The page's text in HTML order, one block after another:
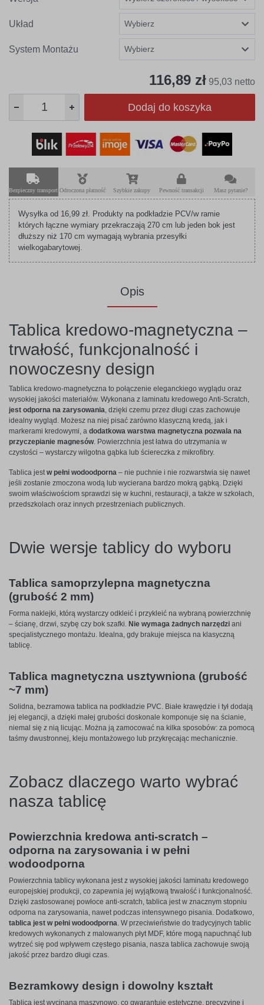
Układ
System Montażu
116,89 zł 95,03 netto
Dodaj do koszyka
Bezpieczny transport Odroczona płatność Szybkie zakupy Pewność transakcji Masz pytanie?
Wysyłka od 16,99 zł. Produkty na podkładzie PCV/w ramie
których łączne wymiary przekraczają 270 cm lub jeden bok jest
dłuższy niż 170 cm wymagają wybrania przesyłki
wielkogabarytowej.
Opis
Tablica kredowo-magnetyczna –
trwałość, funkcjonalność i
nowoczesny design
Tablica kredowo-magnetyczna to połączenie eleganckiego wyglądu oraz
wysokiej jakości materiałów. Wykonana z laminatu kredowego Anti-Scratch,
jest odporna na zarysowania, dzięki czemu przez długi czas zachowuje
idealny wygląd. Możesz na niej pisać zarówno klasyczną kredą, jak i
markerami kredowymi, a dodatkowa warstwa magnetyczna pozwala na
przyczepianie magnesów. Powierzchnia jest łatwa do utrzymania w
czystości – wystarczy wilgotna gąbka lub ściereczka z mikrofibry.
Tablica jestw pełni wodoodporna – nie puchnie i nie rozwarstwia się nawet
jeśli zostanie zmoczona wodą lub wycierana bardzo mokrą gąbką. Dzięki
swoim właściwościom sprawdzi się w kuchni, restauracji, a także w szkołach,
przedszkolach oraz innych przestrzeniach publicznych.
Dwie wersje tablicy do wyboru
Tablica samoprzylepna magnetyczna
(grubość 2 mm)
Forma naklejki, którą wystarczy odkleić i przykleić na wybraną powierzchnię
– ścianę, drzwi, szybę czy bok szafki. Nie wymaga żadnych narzędzi ani
specjalistycznego montażu. Idealna, gdy brakuje miejsca na klasyczną
tablicę.
Tablica magnetyczna usztywniona (grubość
~7 mm)
Solidna, bezramowa tablica na podkładzie PVC. Białe krawędzie i tył dodają
jej elegancji, a dzięki małej grubości doskonale komponuje się na ścianie,
niemal się z nią licując. Można ją zamocować na kilka sposobów: za pomocą
taśmy dwustronnej, kleju montażowego lub przykręcając mechanicznie.
Zobacz dlaczego warto wybrać
nasza tablicę
Powierzchnia kredowa anti-scratch –
odporna na zarysowania i w pełni
wodoodporna
Powierzchnia tablicy wykonana jest z wysokiej jakości laminatu kredowego
europejskiej produkcji, co zapewnia jej wyjątkową trwałość i funkcjonalność.
Dzięki zastosowanej powłoce anti-scratch, tablica jest w znacznym stopniu
odporna na zarysowania, nawet podczas intensywnego pisania. Dodatkowo,
tablica jest w pełni wodoodporna. W przeciwieństwie do tradycyjnych tablic
kredowych wykonanych z malowanych płyt MDF, które mogą napuchnąć lub
wytrzeć się pod wpływem częstego pisania, nasza tablica zachowuje swoją
jakość przez bardzo długi czas.
Bezramkowy design i dowolny kształt
Tablica jest wycinana maszynowo, co gwarantuje estetyczne, precyzyjne i